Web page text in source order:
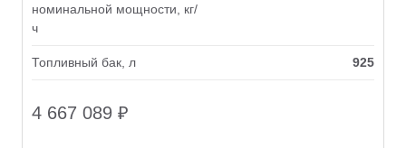
номинальной мощности, кг/
ч
Топливный бак, л 925
4 667 089 ₽